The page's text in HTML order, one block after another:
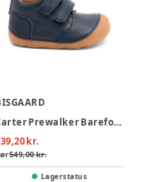
Carter Prewalker Barefoot - Navy
kr.
549,00 kr.
Lagerstatus